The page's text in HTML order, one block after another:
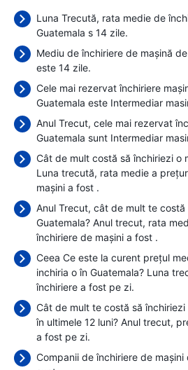
Luna Trecută, rata medie de
Guatemala s 14 zile.
Mediu de închiriere de mașină
este 14 zile.
Cele mai rezervat închiriere
Guatemala este Intermediar
Anul Trecut, cele mai rezervat
Guatemala sunt Intermediar
Cât de mult costă să închiriezi o
Luna trecută, rata medie a
mașini a fost .
Anul Trecut, cât de mult te costă
Guatemala? Anul trecut, rata
închiriere de mașini a fost .
Ceea Ce este la curent prețul
inchiria o în Guatemala? Luna
închiriere a fost pe zi.
Cât de mult te costă să închiriezi
în ultimele 12 luni? Anul trecut,
a fost pe zi.
Companii de închiriere de mașini